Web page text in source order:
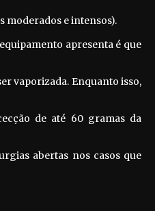
moderados e intensos).
apresenta é que
vaporizada. Enquanto isso,
de até 60 gramas da
abertas nos casos que